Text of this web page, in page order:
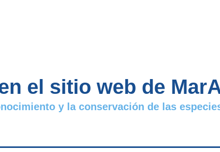
el sitio web de
y la conservación de las